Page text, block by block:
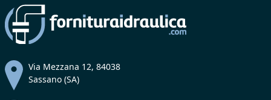
Via Mezzana 12, 84038
Sassano (SA)